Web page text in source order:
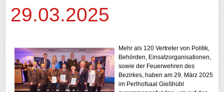
29.03.2025
Mehr als 120 Vertreter von Politik,
Behörden, Einsatzorganisationen,
sowie der Feuerwehren des
Bezirkes, haben am 29. März 2025
im Perlhofsaal Gießhübl